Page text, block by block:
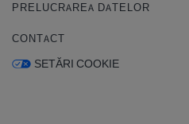
PRELUCRAREA DATELOR
CONTACT
SETĂRI COOKIE